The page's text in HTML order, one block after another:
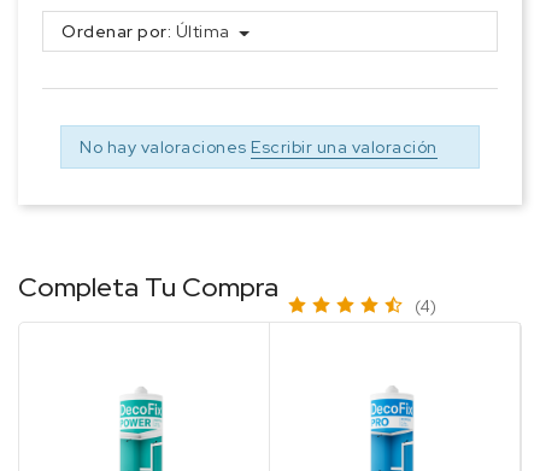
Ordenar por: Última
No hay valoraciones Escribir una valoración
Completa Tu Compra
(4)